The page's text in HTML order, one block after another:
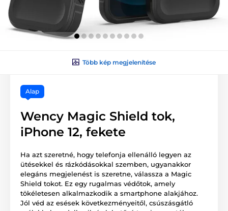
Több kép megjelenítése
Alap
Wency Magic Shield tok,
iPhone 12, fekete
Ha azt szeretné, hogy telefonja ellenálló legyen az
ütésekkel és rázkódásokkal szemben, ugyanakkor
elegáns megjelenést is szeretne, válassza a Magic
Shield tokot. Ez egy rugalmas védőtok, amely
tökéletesen alkalmazkodik a smartphone alakjához.
Jól véd az esések következményeitől, csúszásgátló